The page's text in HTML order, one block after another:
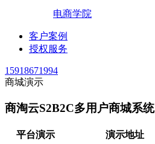
电商学院
客户案例
授权服务
15918671994
商城演示
商淘云S2B2C多用户商城系统
平台演示 演示地址